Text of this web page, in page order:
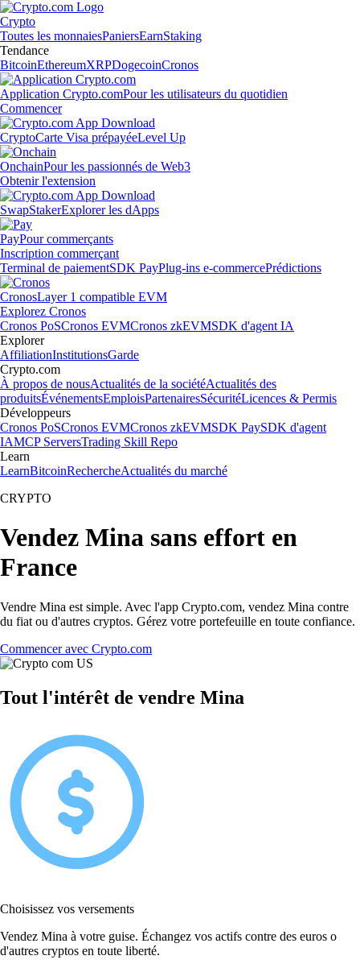
Crypto
Toutes les monnaiesPaniersEarnStaking
Tendance
BitcoinEthereumXRPDogecoinCronos
Application Crypto.comPour les utilisateurs du quotidien
Commencer
CryptoCarte Visa prépayéeLevel Up
OnchainPour les passionnés de Web3
Obtenir l'extension
SwapStakerExplorer les dApps
PayPour commerçants
Inscription commerçant
Terminal de paiementSDK PayPlug-ins e-commercePrédictions
CronosLayer 1 compatible EVM
Explorez Cronos
Cronos PoSCronos EVMCronos zkEVMSDK d'agent IA
Explorer
AffiliationInstitutionsGarde
Crypto.com
À propos de nousActualités de la sociétéActualités des
produitsÉvénementsEmploisPartenairesSécuritéLicences & Permis
Développeurs
Cronos PoSCronos EVMCronos zkEVMSDK PaySDK d'agent
IAMCP ServersTrading Skill Repo
Learn
LearnBitcoinRechercheActualités du marché
CRYPTO
Vendez Mina sans effort en
France
Vendre Mina est simple. Avec l'app Crypto.com, vendez Mina contre
du fiat ou d'autres cryptos. Gérez votre portefeuille en toute confiance.
Commencer avec Crypto.com
Tout l'intérêt de vendre Mina
Choisissez vos versements
Vendez Mina à votre guise. Échangez vos actifs contre des euros o
d'autres cryptos en toute liberté.